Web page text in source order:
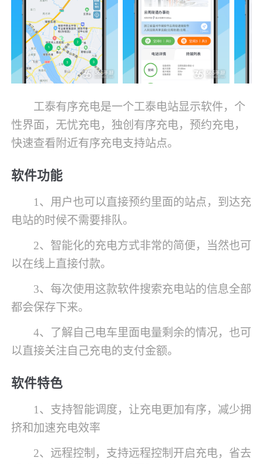
工泰有序充电是一个工泰电站显示软件，个
性界面，无忧充电，独创有序充电，预约充电，
快速查看附近有序充电支持站点。
软件功能
1、用户也可以直接预约里面的站点，到达充
电站的时候不需要排队。
2、智能化的充电方式非常的简便，当然也可
以在线上直接付款。
3、每次使用这款软件搜索充电站的信息全部
都会保存下来。
4、了解自己电车里面电量剩余的情况，也可
以直接关注自己充电的支付金额。
软件特色
1、支持智能调度，让充电更加有序，减少拥
挤和加速充电效率
2、远程控制，支持远程控制开启充电，省去